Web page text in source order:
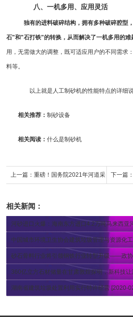
八、一机多用、应用灵活
独有的进料破碎结构，拥有多种破碎腔型
石"和"石打铁"的转换，从而解决了一机多用的难
用，无需做大的调整，既可适应用户的不同需求
料等。
以上就是人工制砂机的性能特点的详细说
相关推荐：制砂设备
相关阅读：什么是制砂机
上一篇： 重磅！国务院2021年河道采
网址官网发布公开征求《长江河道采
砂管理条例（修正草案）》意见公告
下一篇：
相关新闻：
河砂进口火爆：海南东方进口4.2万吨马来西亚
砂石骨料行业将引领钢铁行业转型升级——政协
360亿立方石材储量在甘肃敦煌探明，新科技让
湖南省建筑垃圾处置利用实行特许经营 [2020-